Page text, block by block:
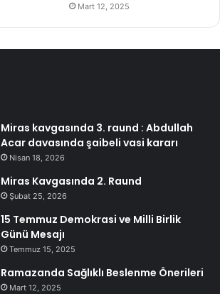
Mart 12, 2025
Miras kavgasında 3. raund : Abdullah
Acar davasında şaibeli vasi kararı
Nisan 18, 2026
Miras Kavgasında 2. Raund
Şubat 25, 2026
15 Temmuz Demokrasi ve Milli Birlik
Günü Mesajı
Temmuz 15, 2025
Ramazanda Sağlıklı Beslenme Önerileri
Mart 12, 2025